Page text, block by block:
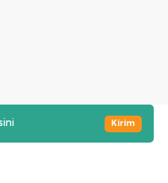
Kirim